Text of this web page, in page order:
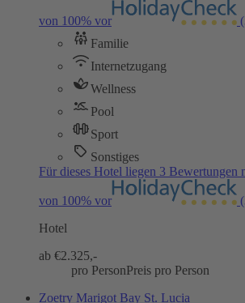
von 100% vor
Familie
Internetzugang
Wellness
Pool
Sport
Sonstiges
Für dieses Hotel liegen 3 Bewertungen
von 100% vor
Hotel
ab €2.325,-
pro PersonPreis pro Person
Zoetry Marigot Bay St. Lucia